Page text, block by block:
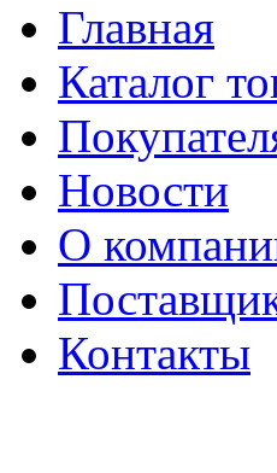
Главная
Каталог
Новости
О
Контакты